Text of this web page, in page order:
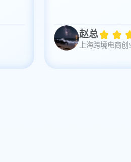
赵总
上海跨境电商创业者